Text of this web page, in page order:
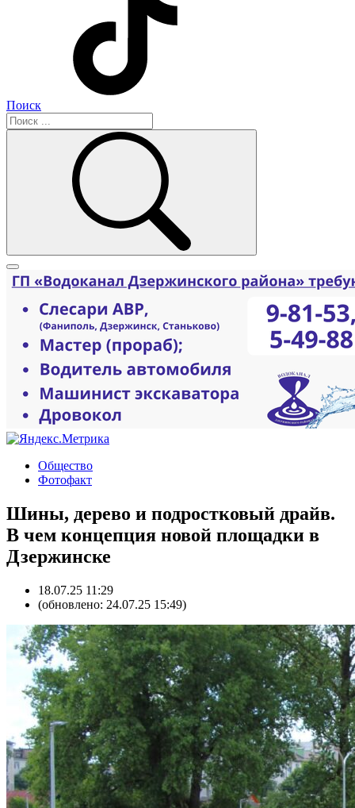
Поиск
Общество
Фотофакт
Шины, дерево и подростковый драйв.
В чем концепция новой площадки в
Дзержинске
18.07.25 11:29
(обновлено: 24.07.25 15:49)